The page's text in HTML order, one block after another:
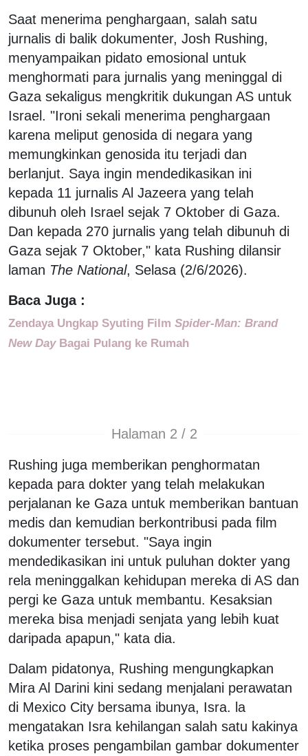
Saat menerima penghargaan, salah satu
jurnalis di balik dokumenter, Josh Rushing,
menyampaikan pidato emosional untuk
menghormati para jurnalis yang meninggal di
Gaza sekaligus mengkritik dukungan AS untuk
Israel. "Ironi sekali menerima penghargaan
karena meliput genosida di negara yang
memungkinkan genosida itu terjadi dan
berlanjut. Saya ingin mendedikasikan ini
kepada 11 jurnalis Al Jazeera yang telah
dibunuh oleh Israel sejak 7 Oktober di Gaza.
Dan kepada 270 jurnalis yang telah dibunuh di
Gaza sejak 7 Oktober," kata Rushing dilansir
laman The National, Selasa (2/6/2026).
Baca Juga :
Zendaya Ungkap Syuting Film Spider-Man: Brand
New DayBagai Pulang ke Rumah
Halaman 2 / 2
Rushing juga memberikan penghormatan
kepada para dokter yang telah melakukan
perjalanan ke Gaza untuk memberikan bantuan
medis dan kemudian berkontribusi pada film
dokumenter tersebut. "Saya ingin
mendedikasikan ini untuk puluhan dokter yang
rela meninggalkan kehidupan mereka di AS dan
pergi ke Gaza untuk membantu. Kesaksian
mereka bisa menjadi senjata yang lebih kuat
daripada apapun," kata dia.
Dalam pidatonya, Rushing mengungkapkan
Mira Al Darini kini sedang menjalani perawatan
di Mexico City bersama ibunya, Isra. la
mengatakan Isra kehilangan salah satu kakinya
ketika proses pengambilan gambar dokumenter